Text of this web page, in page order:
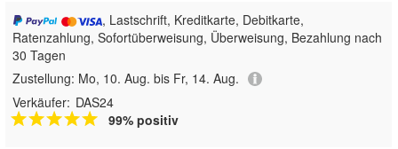
, Lastschrift, Kreditkarte, Debitkarte,
Ratenzahlung, Sofortüberweisung, Überweisung, Bezahlung nach
30 Tagen
Zustellung: Mo, 10. Aug. bis Fr, 14. Aug.
Verkäufer: DAS24
99% positiv